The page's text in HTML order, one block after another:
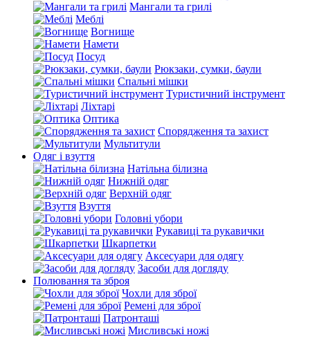
Мангали та грилі
Меблі
Вогнище
Намети
Посуд
Рюкзаки, сумки, баули
Спальні мішки
Туристичний інструмент
Ліхтарі
Оптика
Спорядження та захист
Мультитули
Одяг і взуття
Натільна білизна
Нижній одяг
Верхній одяг
Взуття
Головні убори
Рукавиці та рукавички
Шкарпетки
Аксесуари для одягу
Засоби для догляду
Полювання та зброя
Чохли для зброї
Ремені для зброї
Патронташі
Мисливські ножі